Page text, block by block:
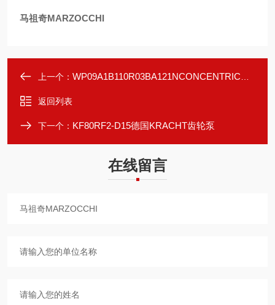
马祖奇MARZOCCHI
上一个： WP09A1B110R03BA121NCONCENTRIC齿轮泵
返回列表
下一个： KF80RF2-D15德国KRACHT齿轮泵
在线留言